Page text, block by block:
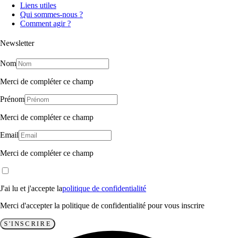
Liens utiles
Qui sommes-nous ?
Comment agir ?
Newsletter
Nom
Merci de compléter ce champ
Prénom
Merci de compléter ce champ
Email
Merci de compléter ce champ
J'ai lu et j'accepte lapolitique de confidentialité
Merci d'accepter la politique de confidentialité pour vous inscrire
S'INSCRIRE